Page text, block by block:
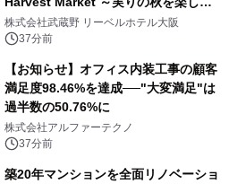
ディナー&スイーツビュッフェ～』を9
月18日より開催！
株式会社武蔵野 リーベルホテル大阪
37分前
【お知らせ】オフィス内装工事の顧客
満足度98.46%を達成──"大変満足"は
過半数の50.76%に
株式会社アルファーテクノ
37分前
築20年マンションを全面リノベーショ